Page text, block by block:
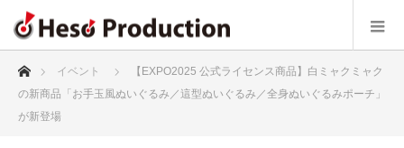
ホームイベント
【EXPO2025 公式ライセンス商品】白ミャクミャク
の新商品「お手玉風ぬいぐるみ／這型ぬいぐるみ／全身ぬいぐるみポーチ」
が新登場